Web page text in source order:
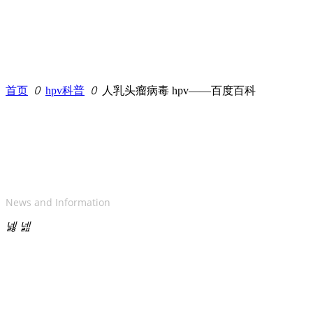
首页 ꄲ hpv科普 ꄲ 人乳头瘤病毒 hpv——百度百科
News and Information
넳 넲